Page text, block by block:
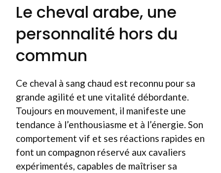
Le cheval arabe, une
personnalité hors du
commun
Ce cheval à sang chaud est reconnu pour sa
grande agilité et une vitalité débordante.
Toujours en mouvement, il manifeste une
tendance à l’enthousiasme et à l’énergie. Son
comportement vif et ses réactions rapides en
font un compagnon réservé aux cavaliers
expérimentés, capables de maîtriser sa